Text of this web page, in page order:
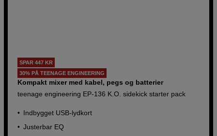
30% PÅ TEENAGE ENGINEERING
Kompakt mixer med kabel, pegs og
batterier
teenage engineering EP-136 K.O.
sidekick starter pack
Indbygget USB-lydkort
Justerbar EQ
SPAR 447 KR
30% PÅ TEENAGE ENGINEERING
Kompakt mixer med kabel, pegs og batterier
teenage engineering EP-136 K.O. sidekick starter pack
Indbygget USB-lydkort
Justerbar EQ